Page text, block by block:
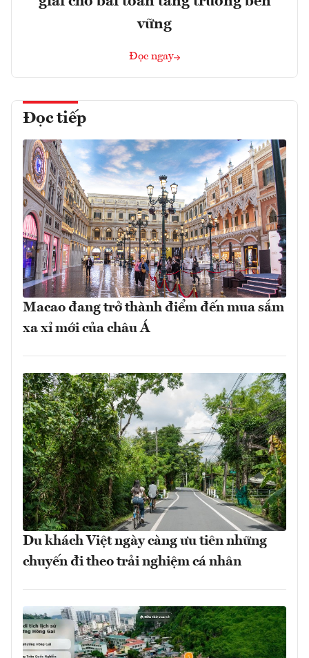
vững
Đọc ngay
Đọc tiếp
Macao đang trở thành điểm đến mua sắm
xa xỉ mới của châu Á
Du khách Việt ngày càng ưu tiên những
chuyến đi theo trải nghiệm cá nhân